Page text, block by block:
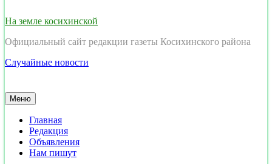
На земле косихинской
Официальный сайт редакции газеты Косихинского района
Случайные новости
Меню
Главная
Редакция
Объявления
Нам пишут